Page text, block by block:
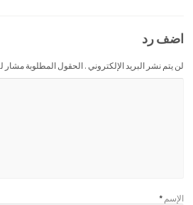
اضف رد
لن يتم نشر البريد الإلكتروني . الحقول المطلوبة مشار
الإسم *